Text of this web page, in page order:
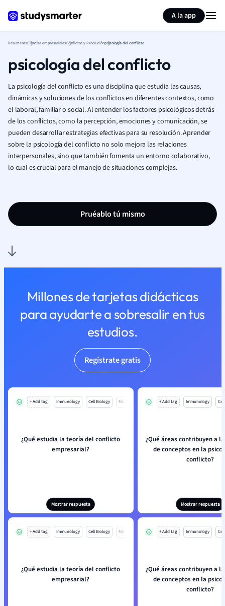
A la app
ResumenesCiencias empresarialesConflictos y Resoluciónpsicología del conflicto
psicología del conflicto
La psicología del conflicto es una disciplina que estudia las causas,
dinámicas y soluciones de los conflictos en diferentes contextos, como
el laboral, familiar o social. Al entender los factores psicológicos detrás
de los conflictos, como la percepción, emociones y comunicación, se
pueden desarrollar estrategias efectivas para su resolución. Aprender
sobre la psicología del conflicto no solo mejora las relaciones
interpersonales, sino que también fomenta un entorno colaborativo,
lo cual es crucial para el manejo de situaciones complejas.
Pruéablo tú mismo
Millones de tarjetas didácticas
para ayudarte a sobresalir en tus
estudios.
Regístrate gratis
+ Add tag Immunology Cell Biology Mo
¿Qué estudia la teoría del conflicto
empresarial?
Mostrar respuesta
+ Add tag Immunology
¿Qué áreas contribuyen a
de conceptos en la
conflicto?
Mostrar respuesta
+ Add tag Immunology Cell Biology Mo
¿Qué estudia la teoría del conflicto
empresarial?
+ Add tag Immunology
¿Qué áreas contribuyen a
de conceptos en la
conflicto?
Resumir página